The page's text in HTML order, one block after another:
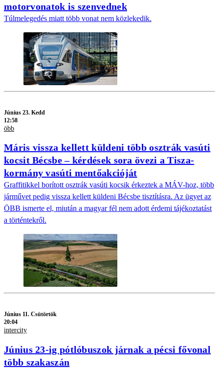
motorvonatok is szenvednek
Túlmelegedés miatt több vonat nem közlekedik.
Június 23. Kedd
12:58
öbb
Máris vissza kellett küldeni több osztrák vasúti
kocsit Bécsbe – kérdések sora övezi a Tisza-
kormány vasúti mentőakcióját
Graffitikkel borított osztrák vasúti kocsik érkeztek a MÁV-hoz, több
járművet pedig vissza kellett küldeni Bécsbe tisztításra. Az ügyet az
ÖBB ismerte el, miután a magyar fél nem adott érdemi tájékoztatást
a történtekről.
Június 11. Csütörtök
20:04
intercity
Június 23-ig pótlóbuszok járnak a pécsi fővonal
több szakaszán